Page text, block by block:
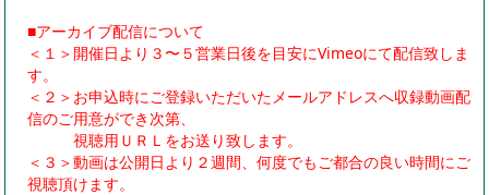
■アーカイブ配信について
＜１＞開催日より３〜５営業日後を目安にVimeoにて配信致しま
す。
＜２＞お申込時にご登録いただいたメールアドレスへ収録動画配
信のご用意ができ次第、
視聴用ＵＲＬをお送り致します。
＜３＞動画は公開日より２週間、何度でもご都合の良い時間にご
視聴頂けます。